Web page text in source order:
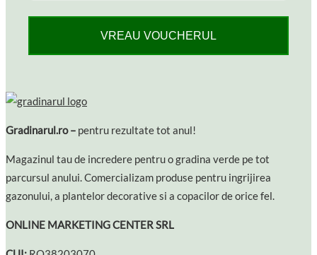
VREAU VOUCHERUL
Gradinarul.ro – pentru rezultate tot anul!
Magazinul tau de incredere pentru o gradina verde pe tot
parcursul anului. Comercializam produse pentru ingrijirea
gazonului, a plantelor decorative si a copacilor de orice fel.
ONLINE MARKETING CENTER SRL